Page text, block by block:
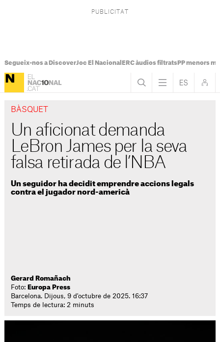
Segueix-nos a DiscoverJoc El Nacional ERC àudios filtratsPP menors
BÀSQUET
Un aficionat demanda
LeBron James per la seva
falsa retirada de l’NBA
Un seguidor ha decidit emprendre accions legals
contra el jugador nord-americà
Gerard Romañach
Foto: Europa Press
Barcelona. Dijous, 9 d'octubre de 2025. 16:37
Temps de lectura: 2 minuts